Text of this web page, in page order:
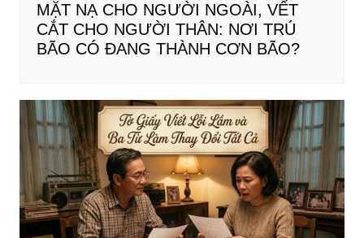
MẶT NẠ CHO NGƯỜI NGOÀI, VẾT
CẮT CHO NGƯỜI THÂN: NƠI TRÚ
BÃO CÓ ĐANG THÀNH CƠN BÃO?